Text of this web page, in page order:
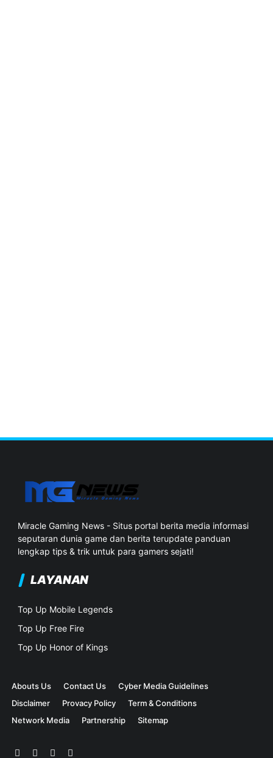
Miracle Gaming News - Situs portal berita media informasi
seputaran dunia game dan berita terupdate panduan
lengkap tips & trik untuk para gamers sejati!
LAYANAN
Top Up Mobile Legends
Top Up Free Fire
Top Up Honor of Kings
Abouts Us Contact Us
Cyber Media Guidelines
Disclaimer
Provacy Policy
Term & Conditions
Network Media
Partnership Sitemap